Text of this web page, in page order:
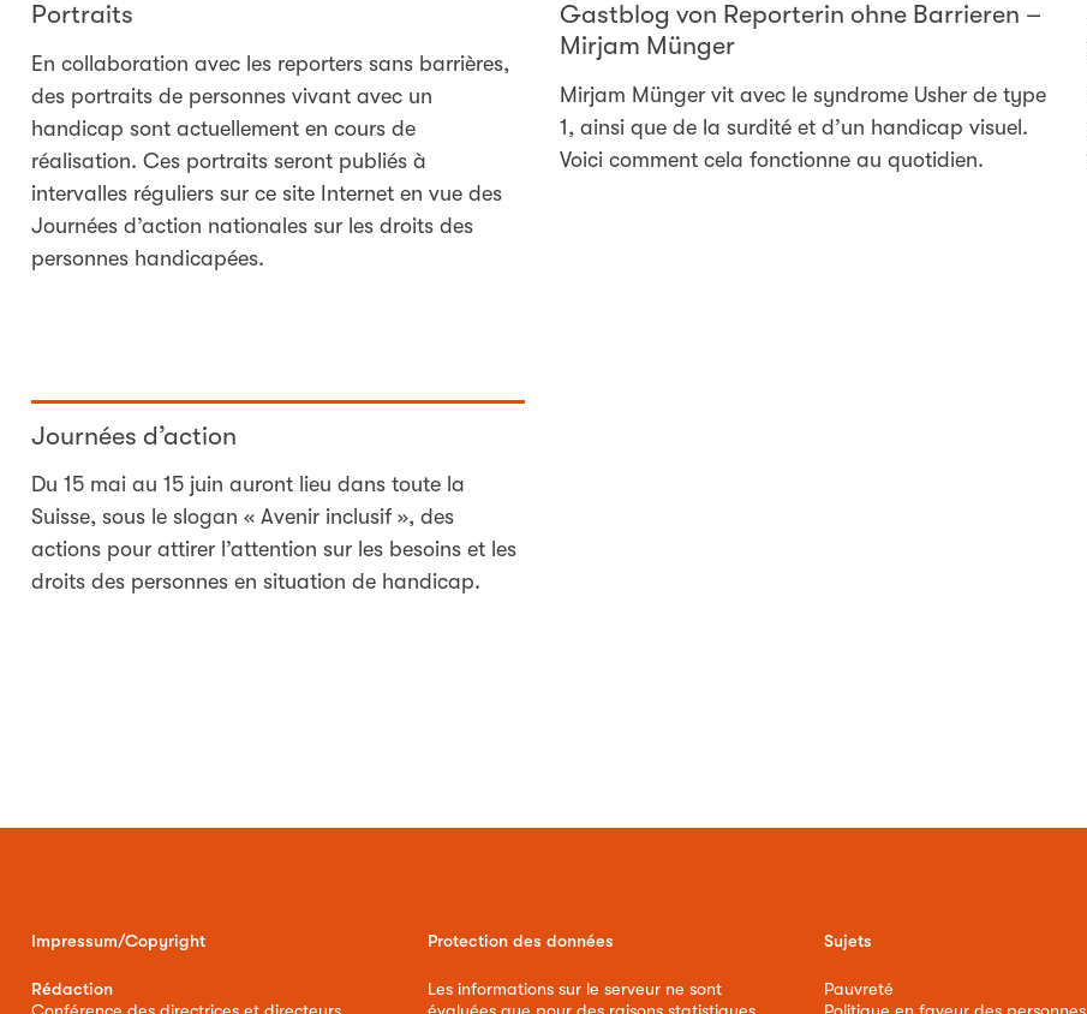
Portraits
En collaboration avec les reporters sans barrières,
des portraits de personnes vivant avec un
handicap sont actuellement en cours de
réalisation. Ces portraits seront publiés à
intervalles réguliers sur ce site Internet en vue des
Journées d’action nationales sur les droits des
personnes handicapées.
Gastblog von Reporterin ohne Barrieren –
Mirjam Münger
Mirjam Münger vit avec le syndrome Usher de type
1, ainsi que de la surdité et d’un handicap visuel.
Voici comment cela fonctionne au quotidien.
Journées d’action
Du 15 mai au 15 juin auront lieu dans toute la
Suisse, sous le slogan « Avenir inclusif », des
actions pour attirer l’attention sur les besoins et les
droits des personnes en situation de handicap.
Impressum/Copyright
Rédaction
Protection des données
Les informations sur le serveur ne sont
Sujets
Pauvreté